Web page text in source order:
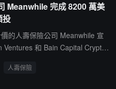
Meanwhile 完成 8200 萬美
投
的人壽保險公司 Meanwhile 宣
和 Bain Capital Crypto
司為客戶提供以比特幣計價的
人壽保險